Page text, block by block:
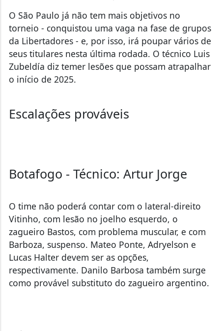
O São Paulo já não tem mais objetivos no
torneio - conquistou uma vaga na fase de grupos
da Libertadores - e, por isso, irá poupar vários de
seus titulares nesta última rodada. O técnico Luis
Zubeldía diz temer lesões que possam atrapalhar
o início de 2025.
Escalações prováveis
Botafogo - Técnico: Artur Jorge
O time não poderá contar com o lateral-direito
Vitinho, com lesão no joelho esquerdo, o
zagueiro Bastos, com problema muscular, e com
Barboza, suspenso. Mateo Ponte, Adryelson e
Lucas Halter devem ser as opções,
respectivamente. Danilo Barbosa também surge
como provável substituto do zagueiro argentino.